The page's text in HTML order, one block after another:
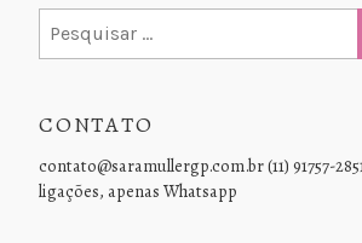
por:
CONTATO
contato@saramullergp.com.br (11) 91757-
ligações, apenas Whatsapp